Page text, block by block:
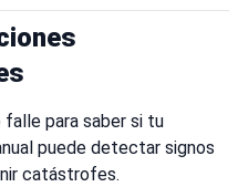
falle para saber si tu
puede detectar signos
catástrofes.